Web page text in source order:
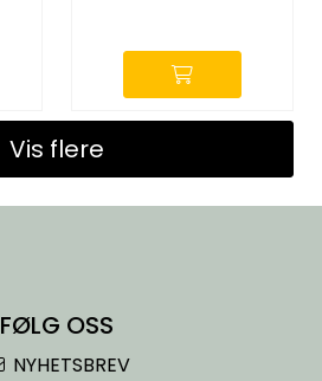
Vis flere
FØLG OSS
NYHETSBREV